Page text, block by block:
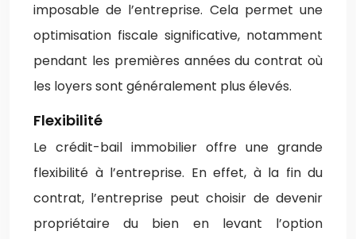
imposable de l’entreprise. Cela permet une
optimisation fiscale significative, notamment
pendant les premières années du contrat où
les loyers sont généralement plus élevés.
Flexibilité
Le crédit-bail immobilier offre une grande
flexibilité à l’entreprise. En effet, à la fin du
contrat, l’entreprise peut choisir de devenir
propriétaire du bien en levant l’option